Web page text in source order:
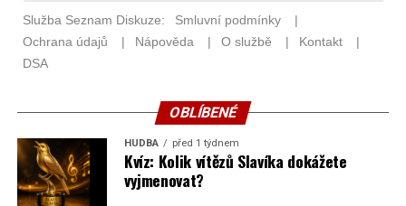
OBLÍBENÉ
HUDBA před 1 týdnem
Kvíz: Kolik vítězů Slavíka dokážete
vyjmenovat?